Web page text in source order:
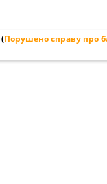
(Порушено справу про